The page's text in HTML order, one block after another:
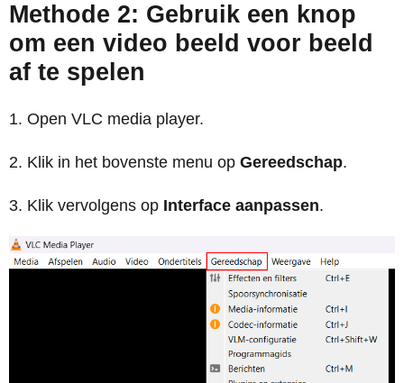
Methode 2: Gebruik een knop
om een video beeld voor beeld
af te spelen
Open VLC media player.
Klik in het bovenste menu op Gereedschap.
Klik vervolgens op Interface aanpassen.